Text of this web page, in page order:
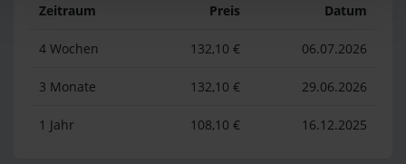
Zeitraum Preis Datum
4 Wochen 132,10 € 06.07.2026
3 Monate 132,10 € 29.06.2026
1 Jahr 108,10 € 16.12.2025